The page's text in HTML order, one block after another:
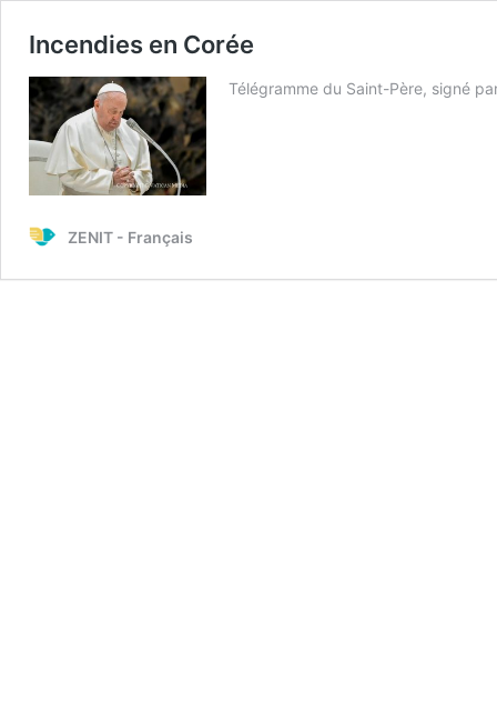
Incendies en Corée
Télégramme du Saint-Père, signé
ZENIT - Français